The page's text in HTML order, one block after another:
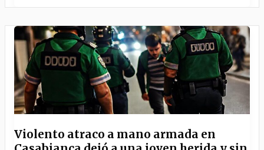
Violento atraco a mano armada en